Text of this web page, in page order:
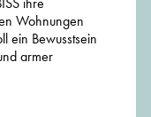
Wohnungen
ein Bewusstsein
armer